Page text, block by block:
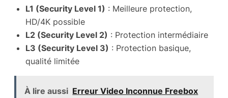
L1 (Security Level 1) : Meilleure protection,
HD/4K possible
L2 (Security Level 2) : Protection intermédiaire
L3 (Security Level 3) : Protection basique,
qualité limitée
À lire aussi Erreur Video Inconnue Freebox